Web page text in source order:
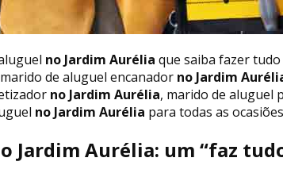
no Jardim Aurélia que saiba fazer
de aluguel encanador no Jardim
no Jardim Aurélia, marido de aluguel
no Jardim Aurélia para todas as
Jardim Aurélia: um “faz